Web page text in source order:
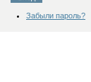
Забыли пароль?